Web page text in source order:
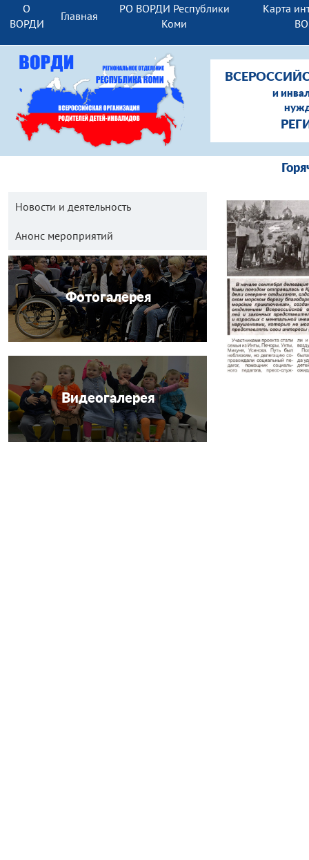
О
ВОРДИ
Главная
РО ВОРДИ Республики
Коми
Карта
и
Новости и деятельность
Анонс мероприятий
Фотогалерея
Видеогалерея